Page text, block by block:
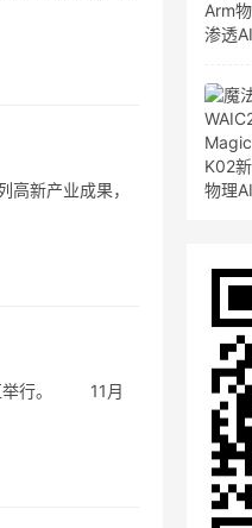
新产业成果，
区举行。 11月